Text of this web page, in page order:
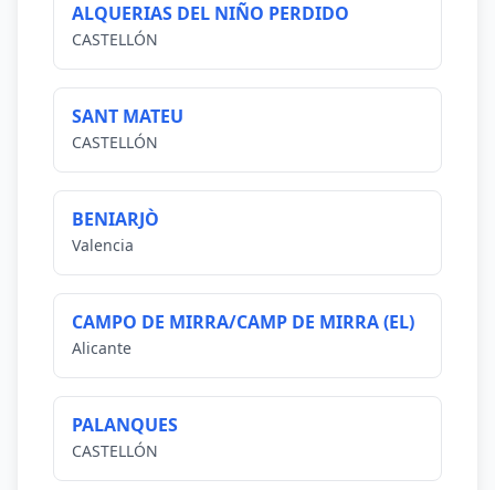
ALQUERIAS DEL NIÑO PERDIDO
CASTELLÓN
SANT MATEU
CASTELLÓN
BENIARJÒ
Valencia
CAMPO DE MIRRA/CAMP DE MIRRA (EL)
Alicante
PALANQUES
CASTELLÓN